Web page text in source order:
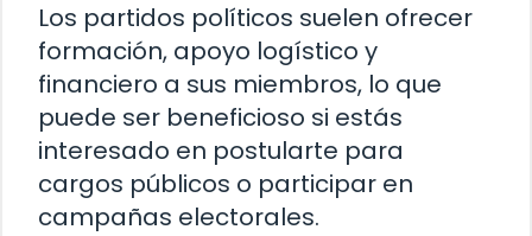
Los partidos políticos suelen ofrecer
formación, apoyo logístico y
financiero a sus miembros, lo que
puede ser beneficioso si estás
interesado en postularte para
cargos públicos o participar en
campañas electorales.